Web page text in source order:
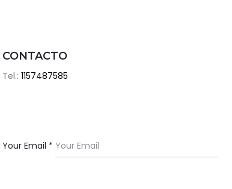
CONTACTO
Tel.: 1157487585
Your Email *